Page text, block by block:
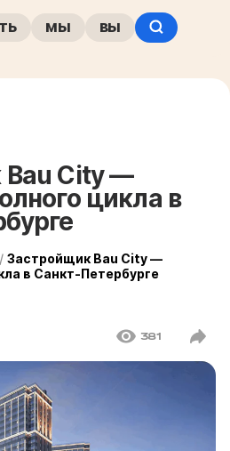
мы вы
City —
цикла в
/ Застройщик Bau City —
в Санкт-Петербурге
381